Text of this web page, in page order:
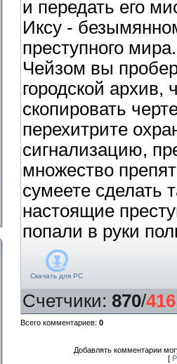
и передать его
Иксу -
преступного
Чейзом вы
городской архив,
скопировать
перехитрите
сигнализацию,
множество
сумеете сделать
настоящие
попали в руки
Скачать для PC
Счетчики: 870/416
Всего комментариев: 0
Добавлять комментарии
[